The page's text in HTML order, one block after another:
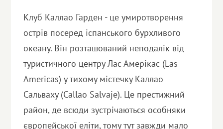
Клуб Каллао Гарден - це умиротворення
острів посеред іспанського бурхливого
океану. Він розташований неподалік від
туристичного центру Лас Амерікас (Las
Americas) у тихому містечку Каллао
Сальваху (Callao Salvaje). Це престижний
район, де всюди зустрічаються особняки
європейської еліти, тому тут завжди мало